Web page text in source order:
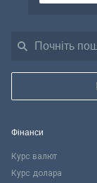
Фінанси
Курс валют
Курс долара